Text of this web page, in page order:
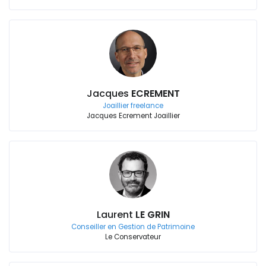
Jacques ECREMENT
Joaillier freelance
Jacques Ecrement Joaillier
Laurent LE GRIN
Conseiller en Gestion de Patrimoine
Le Conservateur